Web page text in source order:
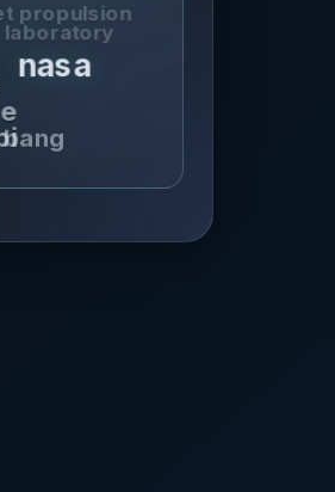
propulsion
laboratory
nasa